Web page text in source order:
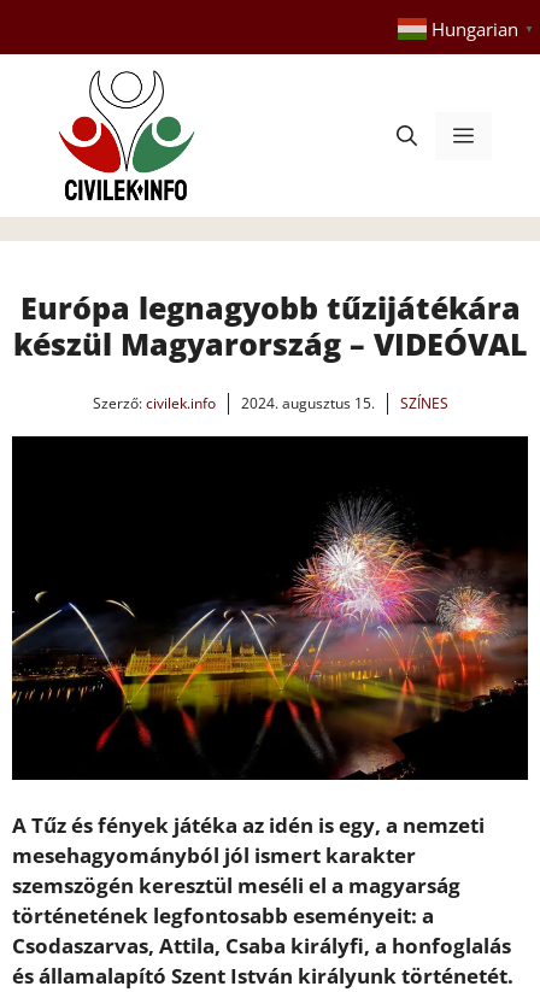
tartalomba
Hungarian ▼
Menü
Európa legnagyobb tűzijátékára
készül Magyarország – VIDEÓVAL
Szerző:civilek.info 2024. augusztus 15. SZÍNES
A Tűz és fények játéka az idén is egy, a nemzeti
mesehagyományból jól ismert karakter
szemszögén keresztül meséli el a magyarság
történetének legfontosabb eseményeit: a
Csodaszarvas, Attila, Csaba királyfi, a honfoglalás
és államalapító Szent István királyunk történetét.